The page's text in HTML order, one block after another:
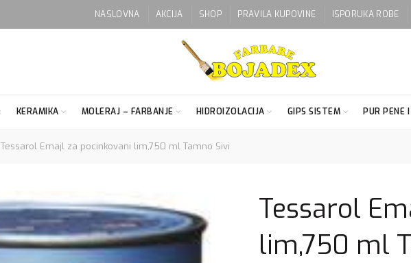
NASLOVNA AKCIJA SHOP PRAVILA KUPOVINE ISPORUKA ROBE
KERAMIKA MOLERAJ – FARBANJE HIDROIZOLACIJA GIPS SISTEM PUR PENE I
Tessarol Emajl za pocinkovani lim,750 ml Tamno Sivi
Tessarol
lim,750 ml